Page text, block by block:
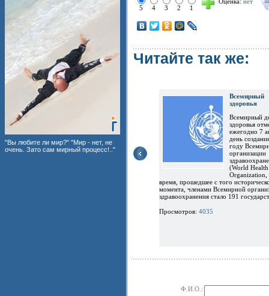
"Вы любите ли мир?" "Мир - нет, не
очень. Зато сам мирный процесс!.."
5 4 3 2 1
Читайте так же:
здоровья
Всемирный
здоровья
ежегодно 7
день
году
организации
(World Health
Organization,
время, прошедшее с того
момента, членами Всемирной
здравоохранения стало 191
Просмотров: 4035
Ф.И.О.: